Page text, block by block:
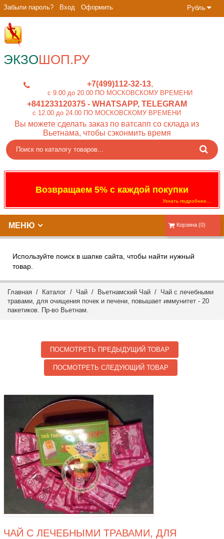
Рубль
Забыли пароль? Вход Оформить
ЭКЗОШОП.РУ
+7(499)112-32-13
c 9.00 до 20.00 ПО МОСКОВСКОМУ ВРЕМЕНИ
+841233120375- WHATSAPP, TELEGRAM
c 12.00 до 24.00 ПО МОСКОВСКОМУ ВРЕМЕНИ
Вы можете сделать заказ по ватсапп со склада из
Вьетнама, чтобы сэконмить время
Возвращаем 5% с каждой покупки
Узнать подробнее...
Корзина (0)
МЕНЮ
Используйте поиск в шапке сайта, чтобы найти нужный
товар.
Главная / Каталог / Чай / Вьетнамский Чай / Чай с лечебными
травами, для очищения почек и печени, повышает иммунитет - 20
пакетиков. Пр-во Вьетнам.
ПОСМОТРЕТЬ ПРЕДЫДУЩИЙ ТОВАР
ПОСМОТРЕТЬ СЛЕДУЮЩИЙ ТОВАР
ЧАЙ С ЛЕЧЕБНЫМИ ТРАВАМИ, ДЛЯ